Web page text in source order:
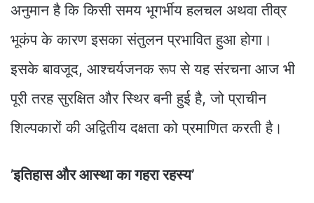
अनुमान है कि किसी समय भूगर्भीय हलचल अथवा तीव्र
भूकंप के कारण इसका संतुलन प्रभावित हुआ होगा।
इसके बावजूद, आश्चर्यजनक रूप से यह संरचना आज भी
पूरी तरह सुरक्षित और स्थिर बनी हुई है, जो प्राचीन
शिल्पकारों की अद्वितीय दक्षता को प्रमाणित करती है।
’इतिहास और आस्था का गहरा रहस्य’